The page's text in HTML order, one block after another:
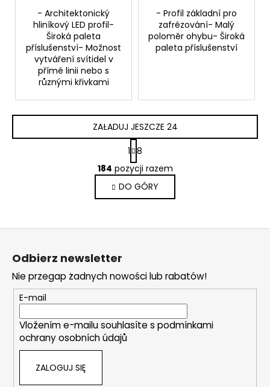
- Architektonický
hliníkový LED profil-
Široká paleta
příslušenství- Možnost
vytváření svítidel v
přímé linii nebo s
různými křivkami
- Profil základní pro
zafrézování- Malý
poloměr ohybu- Široká
paleta příslušenství
K
o
n
t
o
i
l
s
t
ZAŁADUJ JESZCZE 24
P
a
g
i
n
a
j
1 8
184 pozycji razem
DO GÓRY
Odbierz newsletter
Nie przegap żadnych nowości lub rabatów!
E-mail
Vložením e-mailu souhlasíte s podmínkami
ochrany osobních údajů
ZALOGUJ SIĘ